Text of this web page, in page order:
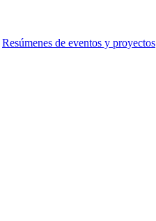
Resúmenes de eventos y proyectos